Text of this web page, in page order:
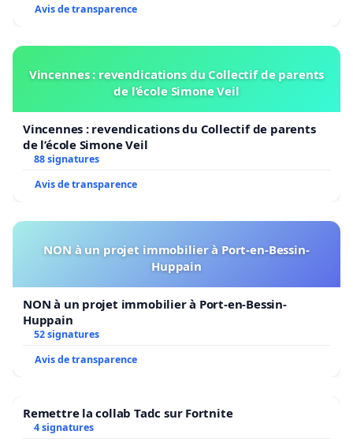
Avis de transparence
Vincennes : revendications du Collectif de parents
de l’école Simone Veil
Vincennes : revendications du Collectif de parents
de l’école Simone Veil
88 signatures
Avis de transparence
NON à un projet immobilier à Port-en-Bessin-
Huppain
NON à un projet immobilier à Port-en-Bessin-
Huppain
52 signatures
Avis de transparence
Remettre la collab Tadc sur Fortnite
4 signatures